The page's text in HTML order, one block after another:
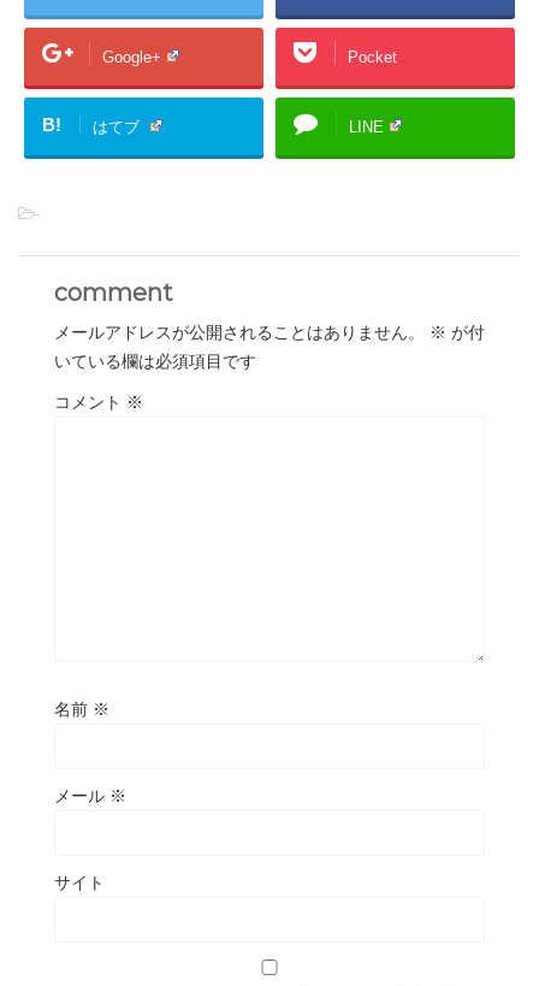
Google+ Pocket
B! はてブ LINE
-
comment
メールアドレスが公開されることはありません。 ※ が付
いている欄は必須項目です
コメント ※
名前 ※
メール ※
サイト